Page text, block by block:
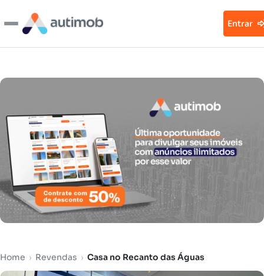
Entrar
Home › Revendas › Casa no Recanto das Águas